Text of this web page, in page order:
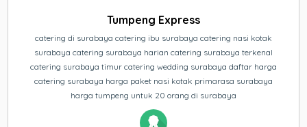
Tumpeng Express
catering di surabaya catering ibu surabaya catering nasi kotak
surabaya catering surabaya harian catering surabaya terkenal
catering surabaya timur catering wedding surabaya daftar harga
catering surabaya harga paket nasi kotak primarasa surabaya
harga tumpeng untuk 20 orang di surabaya